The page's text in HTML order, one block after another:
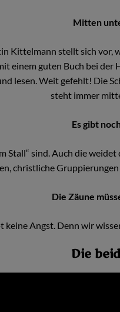
Mitten
Kittelmann stellt sich vor,
einem guten Buch bei der
lesen. Weit gefehlt! Die
steht immer
Es gibt
Stall“ sind. Auch die
christliche
Die Zäune
keine Angst. Denn wir
Die